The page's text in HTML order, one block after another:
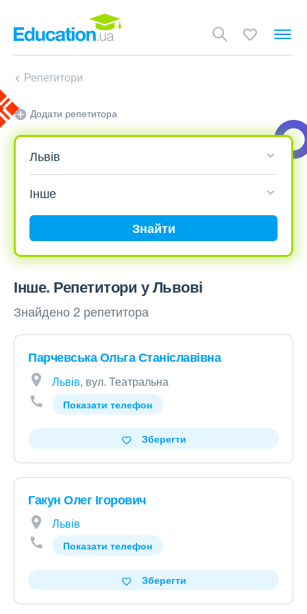
Репетитори
Додати репетитора
Знайти
Інше. Репетитори у Львові
Знайдено 2 репетитора
Парчевська Ольга Станіславівна
Львів, вул. Театральна
Показати телефон
Зберегти
Гакун Олег Ігорович
Львів
Показати телефон
Зберегти